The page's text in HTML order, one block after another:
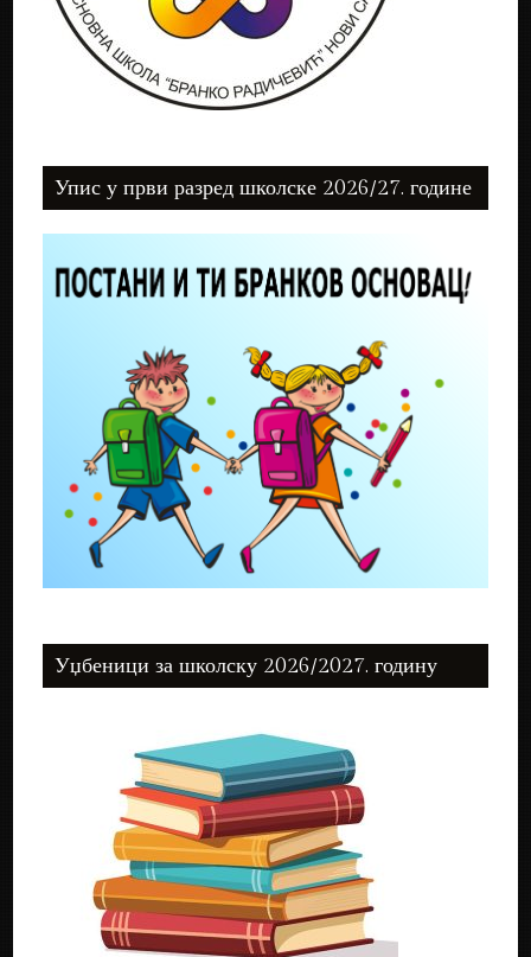
Упис у први разред школске 2026/27. године
Уџбеници за школску 2026/2027. годину